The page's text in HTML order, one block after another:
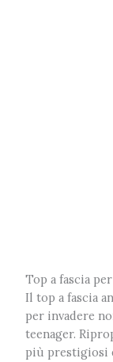
Top a fascia
Il top a fascia
per invadere
teenager.
più prestigiosi